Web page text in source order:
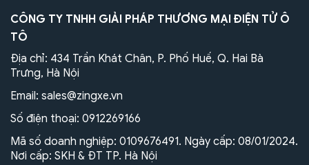
CÔNG TY TNHH GIẢI PHÁP THƯƠNG MẠI ĐIỆN TỬ Ô
TÔ
Địa chỉ: 434 Trần Khát Chân, P. Phố Huế, Q. Hai Bà
Trưng, Hà Nội
Email: sales@zingxe.vn
Số điện thoại: 0912269166
Mã số doanh nghiệp: 0109676491. Ngày cấp: 08/01/2024.
Nơi cấp: SKH & ĐT TP. Hà Nội